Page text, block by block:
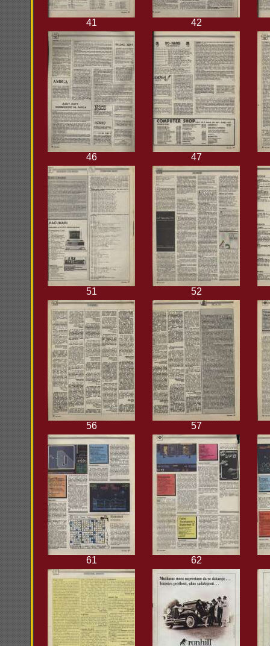
41 42
46 47
51 52
56 57
61 62